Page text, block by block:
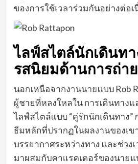
ของการใช้เวลาร่วมกันอย่างต่อเ
ไลฟ์สไตล์นักเดินทา
รสนิยมด้านการถ่า
นอกเหนือจากงานนายแบบ Rob
ผู้ชายที่หลงใหลใน การเดินทาง
ไลฟ์สไตล์แบบ “คู่รักนักเดินทาง”
ธีมหลักที่ปรากฏในผลงานของเข
บรรยากาศระหว่างทาง และช่วง
มาผสมกับคาแรคเตอร์ของนาย